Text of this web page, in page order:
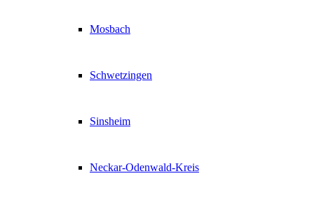
Mosbach
Schwetzingen
Sinsheim
Neckar-Odenwald-Kreis